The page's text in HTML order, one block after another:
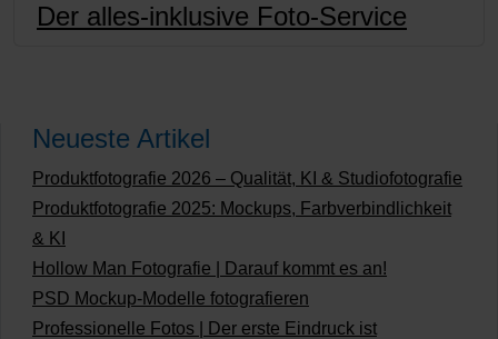
Der alles-inklusive Foto-Service
Neueste Artikel
Produktfotografie 2026 – Qualität, KI & Studiofotografie
Produktfotografie 2025: Mockups, Farbverbindlichkeit
& KI
Hollow Man Fotografie | Darauf kommt es an!
PSD Mockup-Modelle fotografieren
Professionelle Fotos | Der erste Eindruck ist